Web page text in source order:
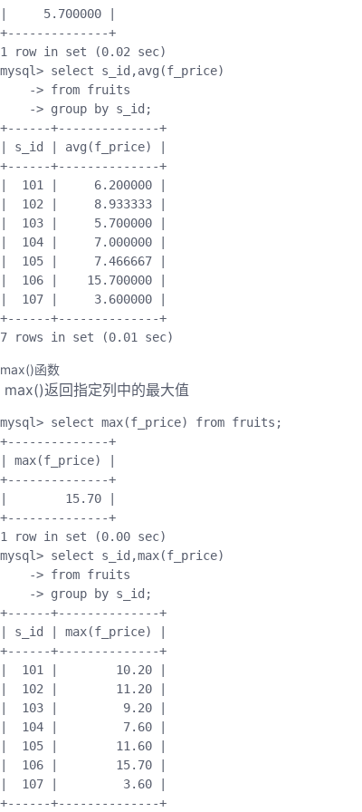
5.700000
+-- -- -- -- -- -- --+
1
row in set (0.02 sec)
mysql> select s_id ,avg (f_price)
-> from fruits
-> group by s_id ;
+-- -- --+-- -- -- -- -- -- --+
s_id avg (f_price)
+-- -- --+-- -- -- -- -- -- --+
101 6.200000
102 8.933333
103 5.700000
104 7.000000
105 7.466667
106 15.700000
107 3.600000
+-- -- --+-- -- -- -- -- -- --+
7 rows in set (0.01 sec)
max()函数
​ max()返回指定列中的最大值
mysql> select max(f_price) from fruits ;
+-- -- -- -- -- -- --+
max(f_price)
+-- -- -- -- -- -- --+
15.70
+-- -- -- -- -- -- --+
1
row in set (0.00 sec)
mysql> select s_id ,max(f_price)
-> from fruits
-> group by s_id ;
+-- -- --+-- -- -- -- -- -- --+
s_id max(f_price)
+-- -- --+-- -- -- -- -- -- --+
101 10.20
102 11.20
103 9.20
104 7.60
105 11.60
106 15.70
107 3.60
+-- -- --+-- -- -- -- -- -- --+